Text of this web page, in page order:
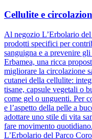
Cellulite e
Al negozio L’Erbolario
prodotti specifici per
sanguigna e a prevenire
Erbamea, una ricca
migliorare la circolazione
cutanei della cellulite:
tisane, capsule vegetali o
come gel o unguenti. Per
e l’aspetto della pelle a
adottare uno stile di vita
fare movimento
L’Erbolario del Parco